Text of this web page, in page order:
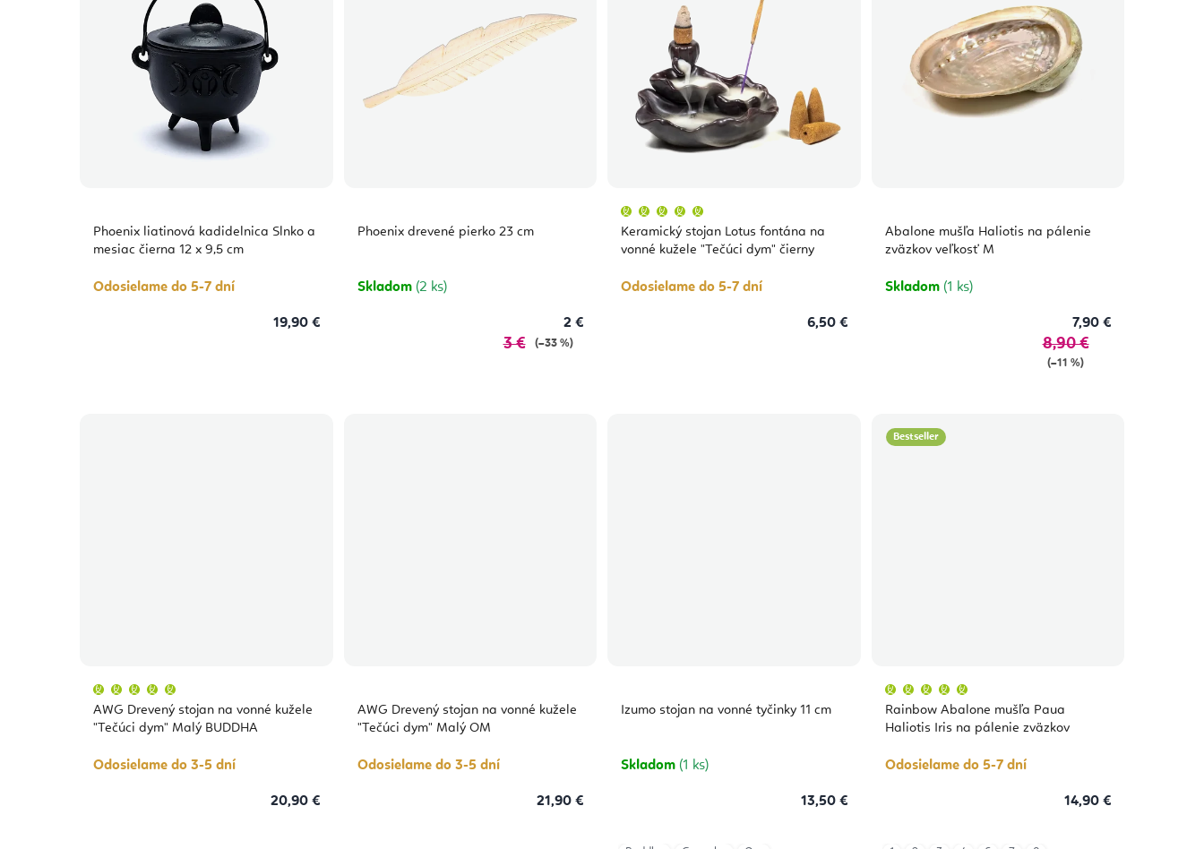
Phoenix liatinová kadidelnica Slnko a
mesiac čierna 12 x 9,5 cm
Odosielame do 5-7 dní
19,90 €
Phoenix drevené pierko 23 cm
Skladom (2 ks)
2 €
3 € (–33 %)
Keramický stojan Lotus fontána na
vonné kužele "Tečúci dym" čierny
produktu
je
5,0
hviezdičiek.
Odosielame do 5-7 dní
6,50 €
Abalone mušľa Haliotis na pálenie
zväzkov veľkosť M
Skladom (1 ks)
7,90 €
8,90 €
(–11 %)
AWG Drevený stojan na vonné kužele
"Tečúci dym" Malý BUDDHA
produktu
je
5,0
hviezdičiek.
Odosielame do 3-5 dní
20,90 €
AWG Drevený stojan na vonné kužele
"Tečúci dym" Malý OM
Odosielame do 3-5 dní
21,90 €
Izumo stojan na vonné tyčinky 11 cm
Skladom (1 ks)
13,50 €
Bestseller
Rainbow Abalone mušľa Paua
Haliotis Iris na pálenie zväzkov
produktu
je
5,0
z
hviezdičiek.
Odosielame do 5-7 dní
14,90 €